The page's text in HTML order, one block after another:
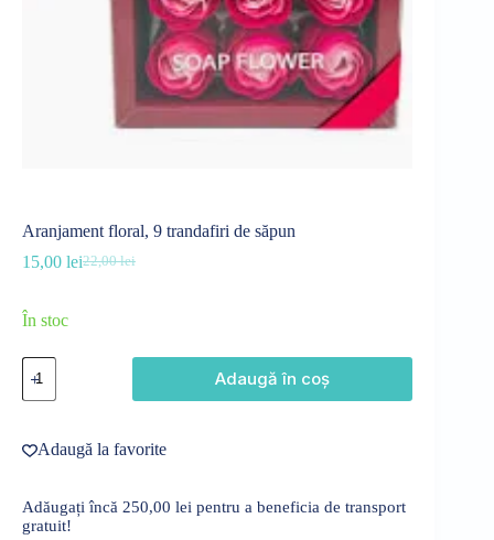
Aranjament floral, 9 trandafiri de săpun
22,00lei
Prețul
15,00 leiPrețul
În stoc
Cantitate
Aranjament
floral,
trandafiri
de
Adaugă în coș
Adaugă la favorite
Adăugați încă 250,00 lei pentru a beneficia de transport
gratuit!